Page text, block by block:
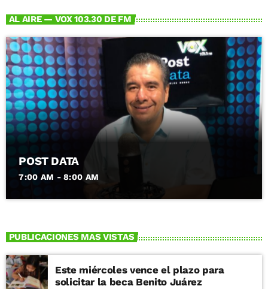
AL AIRE — VOX 103.30 DE FM
POST DATA
7:00 AM - 8:00 AM
PUBLICACIONES MAS VISTAS
Este miércoles vence el plazo para
solicitar la beca Benito Juárez